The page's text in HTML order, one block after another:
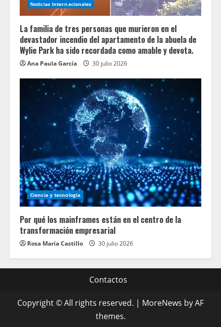
Noticias Internacionales
La familia de tres personas que murieron en el
devastador incendio del apartamento de la abuela de
Wylie Park ha sido recordada como amable y devota.
Ana Paula García 30 julio 2026
Ciencia y tecnologia
Por qué los mainframes están en el centro de la
transformación empresarial
Rosa María Castillo 30 julio 2026
Contactos
Copyright © All rights reserved. | MoreNews by AF
themes.